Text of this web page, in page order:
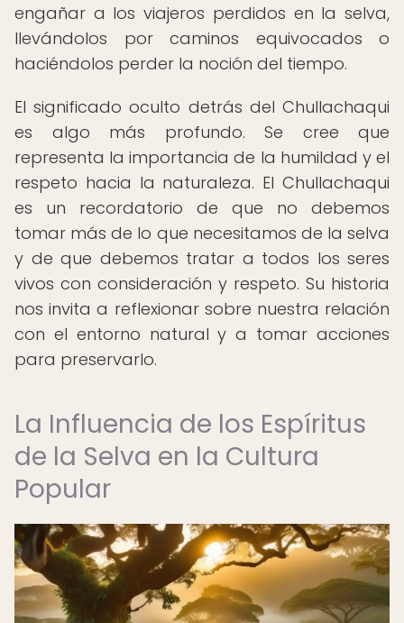
engañar a los viajeros perdidos en la selva,
llevándolos por caminos equivocados o
haciéndolos perder la noción del tiempo.
El significado oculto detrás del Chullachaqui
es algo más profundo. Se cree que
representa la importancia de la humildad y el
respeto hacia la naturaleza. El Chullachaqui
es un recordatorio de que no debemos
tomar más de lo que necesitamos de la selva
y de que debemos tratar a todos los seres
vivos con consideración y respeto. Su historia
nos invita a reflexionar sobre nuestra relación
con el entorno natural y a tomar acciones
para preservarlo.
La Influencia de los Espíritus
de la Selva en la Cultura
Popular